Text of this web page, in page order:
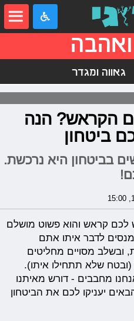
גאווה ומגדר
הקראש? הנה
ביטחון
בביטחון היא נרכשת.
לכם קראש והוא פשוט מושלם
לדבר איתו אתם
ובשלב מסויים מחליטים
שלא תתחילו איתו).
מחבבים - דורש מאיתנו
יעניקו לכם את הביטחון